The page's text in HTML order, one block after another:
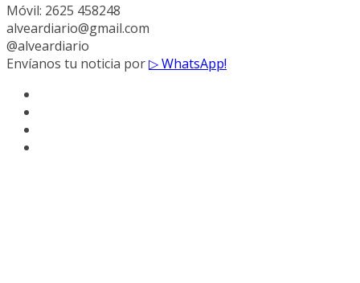
Móvil: 2625 458248
alveardiario@gmail.com
@alveardiario
Envíanos tu noticia por▷ WhatsApp!